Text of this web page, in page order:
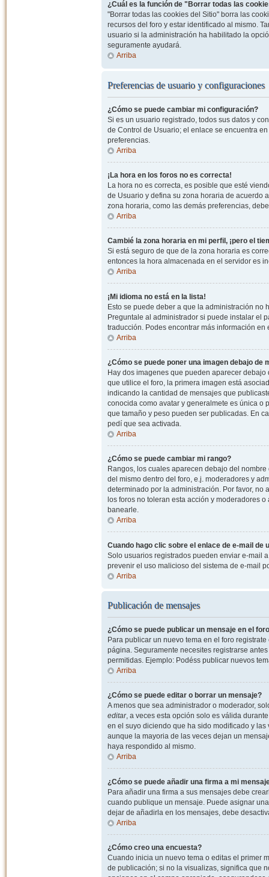
¿Cuál es la función de "Borrar todas las
"Borrar todas las cookies del Sitio" borra las
recursos del foro y estar identificado al mismo.
usuario si la administración ha habilitado la
seguramente ayudará.
Arriba
Preferencias de usuario y configuraciones
¿Cómo se puede cambiar mi configuración?
Si es un usuario registrado, todos sus datos y
de Control de Usuario; el enlace se encuentra
preferencias.
Arriba
¡La hora en los foros no es correcta!
La hora no es correcta, es posible que esté
de Usuario y defina su zona horaria de acuerdo
zona horaria, como las demás preferencias,
Arriba
Cambié la zona horaria en mi perfil, ¡pero el
Si está seguro de que de la zona horaria es
entonces la hora almacenada en el servidor es
Arriba
¡Mi idioma no está en la lista!
Esto se puede deber a que la administración no
Preguntale al administrador si puede instalar el
traducción. Podes encontrar más información
Arriba
¿Cómo se puede poner una imagen debajo de
Hay dos imagenes que pueden aparecer
que utilice el foro, la primera imagen está
indicando la cantidad de mensajes que
conocida como avatar y generalmete es única o
que tamaño y peso pueden ser publicadas. En
pedí que sea activada.
Arriba
¿Cómo se puede cambiar mi rango?
Rangos, los cuales aparecen debajo del
del mismo dentro del foro, e.j. moderadores y
determinado por la administración. Por favor,
los foros no toleran esta acción y moderadores
banearle.
Arriba
Cuando hago clic sobre el enlace de e-mail de
Solo usuarios registrados pueden enviar e-mail
prevenir el uso malicioso del sistema de e-mail
Arriba
Publicación de mensajes
¿Cómo se puede publicar un mensaje en el
Para publicar un nuevo tema en el foro
página. Seguramente necesites registrarse
permitidas. Ejemplo: Podéss publicar nuevos
Arriba
¿Cómo se puede editar o borrar un mensaje?
A menos que sea administrador o moderador,
editar, a veces esta opción solo es válida
en el suyo diciendo que ha sido modificado y
aunque la mayoria de las veces dejan un
haya respondido al mismo.
Arriba
¿Cómo se puede añadir una firma a mi
Para añadir una firma a sus mensajes debe
cuando publique un mensaje. Puede asignar
dejar de añadirla en los mensajes, debe
Arriba
¿Cómo creo una encuesta?
Cuando inicia un nuevo tema o editas el primer
de publicación; si no la visualizas, significa que